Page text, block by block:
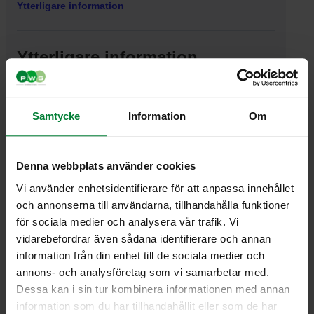
Samtycke Information Om
Denna webbplats använder cookies
Vi använder enhetsidentifierare för att anpassa innehållet
och annonserna till användarna, tillhandahålla funktioner
för sociala medier och analysera vår trafik. Vi
vidarebefordrar även sådana identifierare och annan
information från din enhet till de sociala medier och
annons- och analysföretag som vi samarbetar med.
Dessa kan i sin tur kombinera informationen med annan
information som du har tillhandahållit eller som de har
Ytterligare information
Ytterligare information
Vikt 0,910000 kg
PWS Nordic
PWS utvecklar
effektiva,
genomtänkta
och väl
fungerande
produkter och
tjänster för
Media
Dokumentbibliotek
Bildbank
Filmer
Forum
Information
Kontakt
Om PWS
Policy/Riktlinjer
Personuppgifter
Impressum
Cookiepolicy